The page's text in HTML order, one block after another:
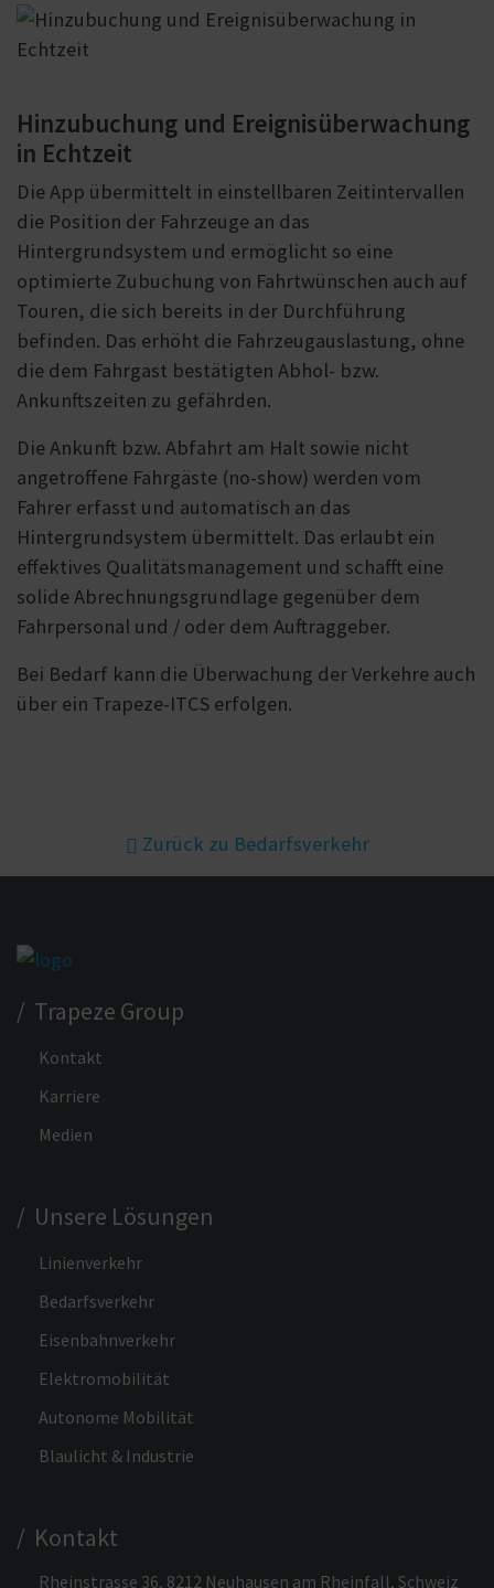
Hinzubuchung und Ereignisüberwachung
in Echtzeit
Die App übermittelt in einstellbaren Zeitintervallen
die Position der Fahrzeuge an das
Hintergrundsystem und ermöglicht so eine
optimierte Zubuchung von Fahrtwünschen auch auf
Touren, die sich bereits in der Durchführung
befinden. Das erhöht die Fahrzeugauslastung, ohne
die dem Fahrgast bestätigten Abhol- bzw.
Ankunftszeiten zu gefährden.
Die Ankunft bzw. Abfahrt am Halt sowie nicht
angetroffene Fahrgäste (no-show) werden vom
Fahrer erfasst und automatisch an das
Hintergrundsystem übermittelt. Das erlaubt ein
effektives Qualitätsmanagement und schafft eine
solide Abrechnungsgrundlage gegenüber dem
Fahrpersonal und / oder dem Auftraggeber.
Bei Bedarf kann die Überwachung der Verkehre auch
über ein Trapeze-ITCS erfolgen.
Zurück zu Bedarfsverkehr
/ Trapeze Group
Kontakt
Karriere
Medien
/ Unsere Lösungen
Linienverkehr
Bedarfsverkehr
Eisenbahnverkehr
Elektromobilität
Autonome Mobilität
Blaulicht & Industrie
/ Kontakt
Rheinstrasse 36, 8212 Neuhausen am Rheinfall, Schweiz